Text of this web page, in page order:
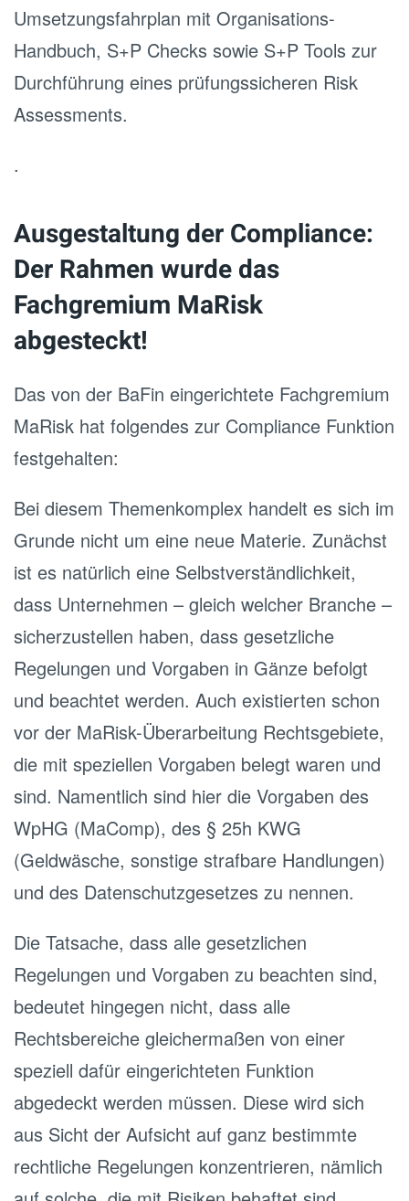
Umsetzungsfahrplan mit Organisations-
Handbuch, S+P Checks sowie S+P Tools zur
Durchführung eines prüfungssicheren Risk
Assessments.
.
Ausgestaltung der Compliance:
Der Rahmen wurde das
Fachgremium MaRisk
abgesteckt!
Das von der BaFin eingerichtete Fachgremium
MaRisk hat folgendes zur Compliance Funktion
festgehalten:
Bei diesem Themenkomplex handelt es sich im
Grunde nicht um eine neue Materie. Zunächst
ist es natürlich eine Selbstverständlichkeit,
dass Unternehmen – gleich welcher Branche –
sicherzustellen haben, dass gesetzliche
Regelungen und Vorgaben in Gänze befolgt
und beachtet werden. Auch existierten schon
vor der MaRisk-Überarbeitung Rechtsgebiete,
die mit speziellen Vorgaben belegt waren und
sind. Namentlich sind hier die Vorgaben des
WpHG (MaComp), des § 25h KWG
(Geldwäsche, sonstige strafbare Handlungen)
und des Datenschutzgesetzes zu nennen.
Die Tatsache, dass alle gesetzlichen
Regelungen und Vorgaben zu beachten sind,
bedeutet hingegen nicht, dass alle
Rechtsbereiche gleichermaßen von einer
speziell dafür eingerichteten Funktion
abgedeckt werden müssen. Diese wird sich
aus Sicht der Aufsicht auf ganz bestimmte
rechtliche Regelungen konzentrieren, nämlich